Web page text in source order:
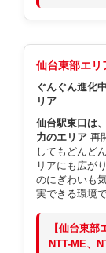
仙台東部エリ
ぐんぐん進化
リア
仙台駅東口は
力のエリア 再
してもどんど
リアにも広が
のにぎわいも
実できる環境
【仙台東部
NTT-ME、